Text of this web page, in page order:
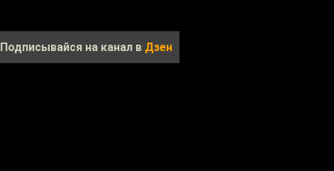
Подписывайся на канал в Дзен